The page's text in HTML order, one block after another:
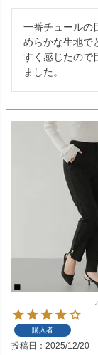
一番チュールの
めらかな生地で
すく感じたので
ました。
購入者
投稿日 2025/12/20